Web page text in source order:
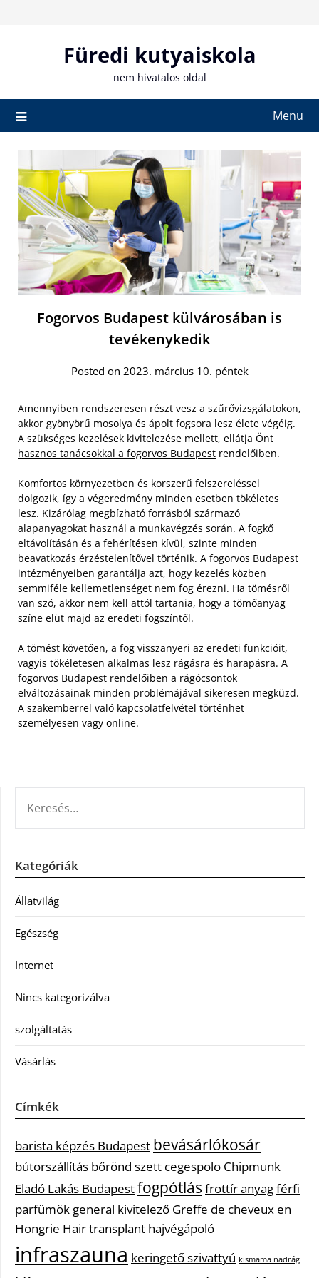
Füredi kutyaiskola
nem hivatalos oldal
Menu
Fogorvos Budapest külvárosában is
tevékenykedik
Posted on 2023. március 10. péntek
Amennyiben rendszeresen részt vesz a szűrővizsgálatokon,
akkor gyönyörű mosolya és ápolt fogsora lesz élete végéig.
A szükséges kezelések kivitelezése mellett, ellátja Önt
hasznos tanácsokkal a fogorvos Budapest rendelőiben.
Komfortos környezetben és korszerű felszereléssel
dolgozik, így a végeredmény minden esetben tökéletes
lesz. Kizárólag megbízható forrásból származó
alapanyagokat használ a munkavégzés során. A fogkő
eltávolításán és a fehérítésen kívül, szinte minden
beavatkozás érzéstelenítővel történik. A fogorvos Budapest
intézményeiben garantálja azt, hogy kezelés közben
semmiféle kellemetlenséget nem fog érezni. Ha tömésről
van szó, akkor nem kell attól tartania, hogy a tömőanyag
színe elüt majd az eredeti fogszíntől.
A tömést követően, a fog visszanyeri az eredeti funkcióit,
vagyis tökéletesen alkalmas lesz rágásra és harapásra. A
fogorvos Budapest rendelőiben a rágócsontok
elváltozásainak minden problémájával sikeresen megküzd.
A szakemberrel való kapcsolatfelvétel történhet
személyesen vagy online.
Kategóriák
Állatvilág
Egészség
Internet
Nincs kategorizálva
szolgáltatás
Vásárlás
Címkék
barista képzés Budapest bevásárlókosár
bútorszállítás bőrönd szett cegespolo Chipmunk
Eladó Lakás Budapestfogpótlás frottír anyagférfi
parfümök general kivitelező Greffe de cheveux en
Hongrie Hair transplant hajvégápoló
infraszauna keringető szivattyú kismama nadrág